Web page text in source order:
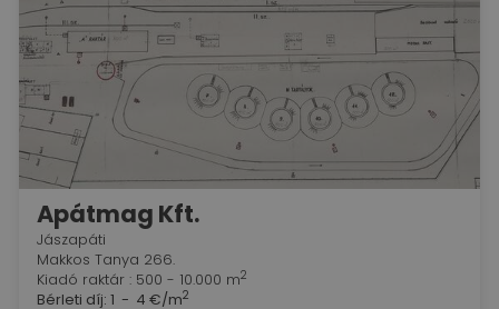
Apátmag Kft.
Jászapáti
Makkos Tanya 266.
Kiadó raktár : 500 - 10.000 m2
Bérleti díj: 1 - 4 €/m2